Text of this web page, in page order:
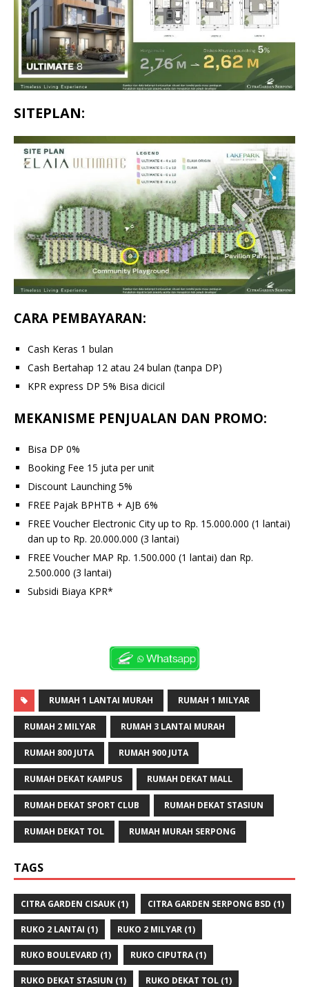
SITEPLAN:
CARA PEMBAYARAN:
Cash Keras 1 bulan
Cash Bertahap 12 atau 24 bulan (tanpa DP)
KPR express DP 5% Bisa dicicil
MEKANISME PENJUALAN DAN PROMO:
Bisa DP 0%
Booking Fee 15 juta per unit
Discount Launching 5%
FREE Pajak BPHTB + AJB 6%
FREE Voucher Electronic City up to Rp. 15.000.000 (1 lantai)
dan up to Rp. 20.000.000 (3 lantai)
FREE Voucher MAP Rp. 1.500.000 (1 lantai) dan Rp.
2.500.000 (3 lantai)
Subsidi Biaya KPR*
RUMAH 1 LANTAI MURAH RUMAH 1 MILYAR
RUMAH 2 MILYAR RUMAH 3 LANTAI MURAH
RUMAH 800 JUTA RUMAH 900 JUTA
RUMAH DEKAT KAMPUS RUMAH DEKAT MALL
RUMAH DEKAT SPORT CLUB RUMAH DEKAT STASIUN
RUMAH DEKAT TOL RUMAH MURAH SERPONG
TAGS
CITRA GARDEN CISAUK (1) CITRA GARDEN SERPONG BSD (1)
RUKO 2 LANTAI (1) RUKO 2 MILYAR (1)
RUKO BOULEVARD (1) RUKO CIPUTRA(1)
RUKO DEKAT STASIUN (1) RUKO DEKAT TOL (1)